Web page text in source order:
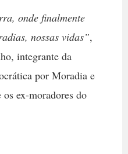
onde finalmente
nossas vidas”,
integrante da
por Moradia e
ex-moradores do